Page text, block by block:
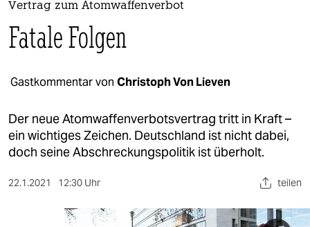
themen
politik
öko
gesellschaft
kultur
Vertrag zum Atomwaffenverbot
Fatale Folgen
Gastkommentar von Christoph Von Lieven
Der neue Atomwaffenverbotsvertrag tritt in Kraft –
ein wichtiges Zeichen. Deutschland ist nicht dabei,
doch seine Abschreckungspolitik ist überholt.
22.1.2021 12:30 Uhr teilen